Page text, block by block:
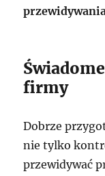
firmy
Dobrze
nie tylko
przewidywać